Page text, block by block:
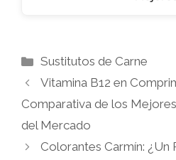
Categorías
Sustitutos de Carne
Vitamina B12 en
Comparativa de los
del Mercado
Colorantes Carmín: ¿Un